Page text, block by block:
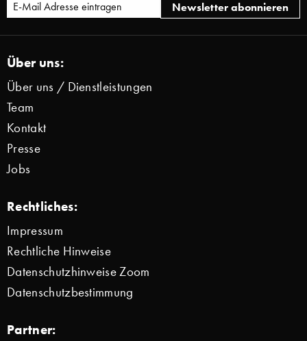
Über uns:
Über uns / Dienstleistungen
Team
Kontakt
Presse
Jobs
Rechtliches:
Impressum
Rechtliche Hinweise
Datenschutzhinweise Zoom
Datenschutzbestimmung
Partner: